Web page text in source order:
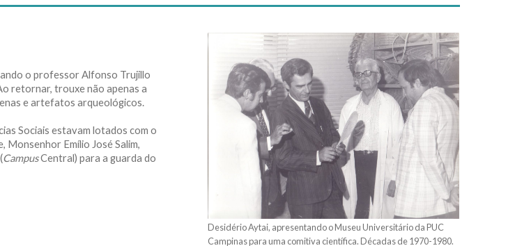
o professor Alfonso Trujillo
retornar, trouxe não apenas a
e artefatos arqueológicos.
Sociais estavam lotados com o
Emílio José Salim,
CampusCentral) para a guarda do
Desidério Aytai, apresentando o Museu Universitário da PUC
Campinas para uma comitiva científica. Décadas de 1970-1980.